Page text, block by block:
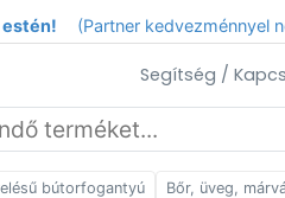
(Partner kedvezménnyel
Segítség /
bútorfogantyú Bőr, üveg,